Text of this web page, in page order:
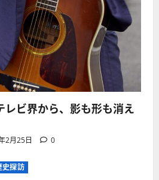
レビ界から、影も形も消え
2月25日 0
史探訪